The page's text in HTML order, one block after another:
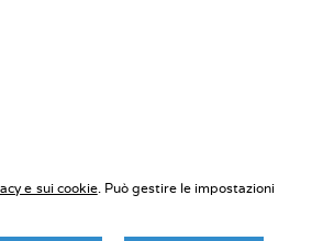
e sui cookie. Può gestire le impostazioni